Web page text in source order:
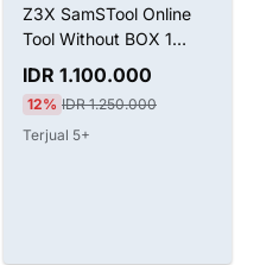
Z3X SamSTool Online
Tool Without BOX 1
Tahun Aktivasi
IDR 1.100.000
12% IDR 1.250.000
Terjual 5+